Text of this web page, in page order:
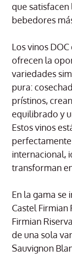
que satisfacen
bebedores
Los vinos
ofrecen la
variedades
pura:
prístinos,
equilibrado y
Estos vinos
internacional,
transforman
En la gama se
Castel Firmian
Firmian
de una sola
Sauvignon